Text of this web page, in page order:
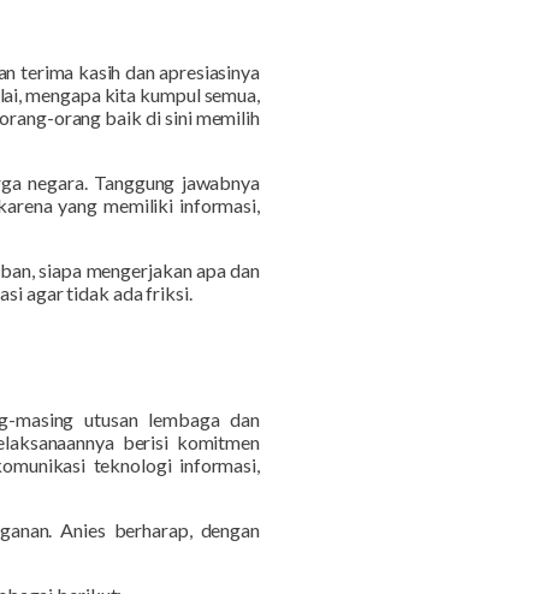
terima kasih dan apresiasinya
mengapa kita kumpul semua,
orang baik di sini memilih
negara. Tanggung jawabnya
yang memiliki informasi,
siapa mengerjakan apa dan
agar tidak ada friksi.
masing utusan lembaga dan
berisi komitmen
teknologi informasi,
Anies berharap, dengan